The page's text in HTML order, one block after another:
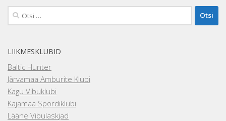
Otsi:
LIIKMESKLUBID
Baltic Hunter
Järvamaa Amburite Klubi
Kagu Vibuklubi
Kajamaa Spordiklubi
Lääne Vibulaskjad